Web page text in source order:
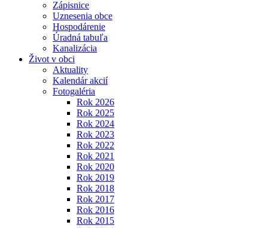
Zápisnice
Uznesenia obce
Hospodárenie
Úradná tabuľa
Kanalizácia
Život v obci
Aktuality
Kalendár akcií
Fotogaléria
Rok 2026
Rok 2025
Rok 2024
Rok 2023
Rok 2022
Rok 2021
Rok 2020
Rok 2019
Rok 2018
Rok 2017
Rok 2016
Rok 2015